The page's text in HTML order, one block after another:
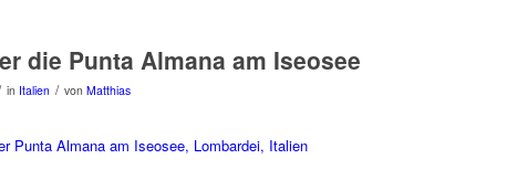
die Punta Almana am Iseosee
in Italien / von Matthias